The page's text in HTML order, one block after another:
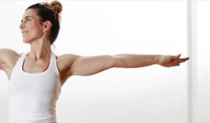
Tulum Sunsets | Yellow